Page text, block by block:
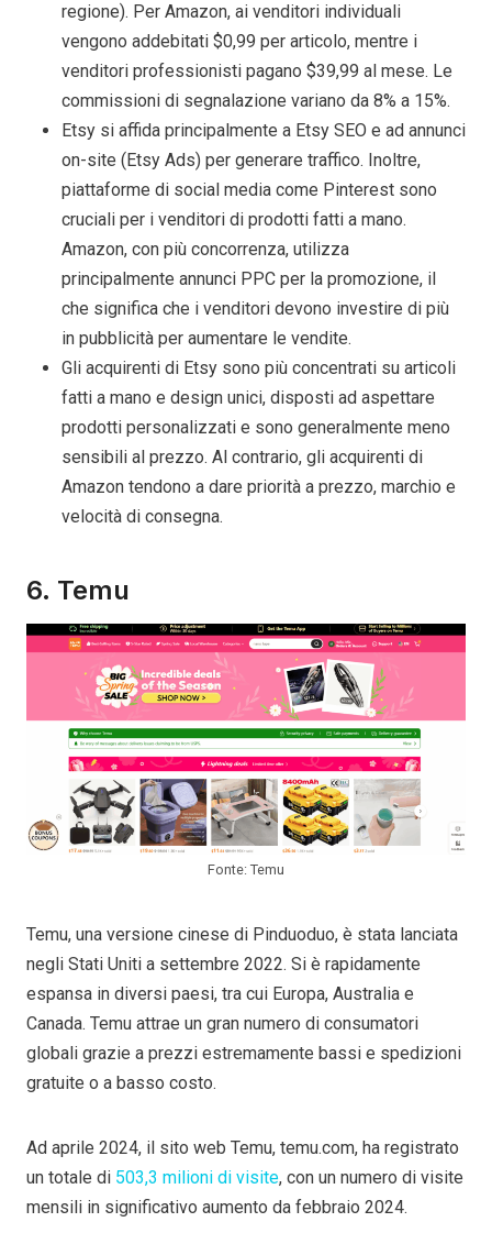
regione). Per Amazon, ai venditori individuali
vengono addebitati $0,99 per articolo, mentre i
venditori professionisti pagano $39,99 al mese. Le
commissioni di segnalazione variano da 8% a 15%.
Etsy si affida principalmente a Etsy SEO e ad annunci
on-site (Etsy Ads) per generare traffico. Inoltre,
piattaforme di social media come Pinterest sono
cruciali per i venditori di prodotti fatti a mano.
Amazon, con più concorrenza, utilizza
principalmente annunci PPC per la promozione, il
che significa che i venditori devono investire di più
in pubblicità per aumentare le vendite.
Gli acquirenti di Etsy sono più concentrati su articoli
fatti a mano e design unici, disposti ad aspettare
prodotti personalizzati e sono generalmente meno
sensibili al prezzo. Al contrario, gli acquirenti di
Amazon tendono a dare priorità a prezzo, marchio e
velocità di consegna.
6. Temu
Fonte: Temu
Temu, una versione cinese di Pinduoduo, è stata lanciata
negli Stati Uniti a settembre 2022. Si è rapidamente
espansa in diversi paesi, tra cui Europa, Australia e
Canada. Temu attrae un gran numero di consumatori
globali grazie a prezzi estremamente bassi e spedizioni
gratuite o a basso costo.
Ad aprile 2024, il sito web Temu, temu.com, ha registrato
un totale di 503,3 milioni di visite, con un numero di visite
mensili in significativo aumento da febbraio 2024.